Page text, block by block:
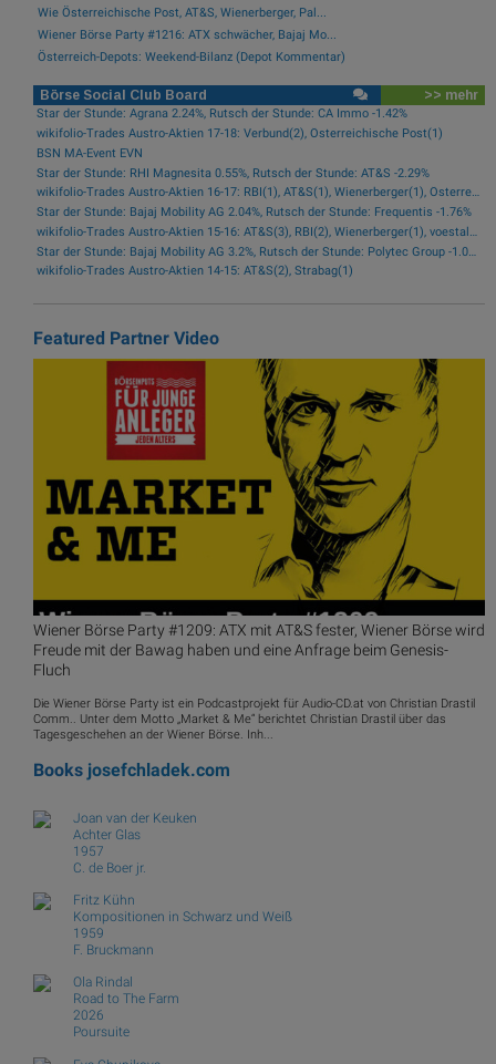
Wie Österreichische Post, AT&S, Wienerberger, Pal...
Wiener Börse Party #1216: ATX schwächer, Bajaj Mo...
Österreich-Depots: Weekend-Bilanz (Depot Kommentar)
Börse Social Club Board >> mehr
Star der Stunde: Agrana 2.24%, Rutsch der Stunde: CA Immo -1.42%
wikifolio-Trades Austro-Aktien 17-18: Verbund(2), Österreichische Post(1)
BSN MA-Event EVN
Star der Stunde: RHI Magnesita 0.55%, Rutsch der Stunde: AT&S -2.29%
wikifolio-Trades Austro-Aktien 16-17: RBI(1), AT&S(1), Wienerberger(1), Österreichische Post(1)
Star der Stunde: Bajaj Mobility AG 2.04%, Rutsch der Stunde: Frequentis -1.76%
wikifolio-Trades Austro-Aktien 15-16: AT&S(3), RBI(2), Wienerberger(1), voestalpine(1), Kontron(1), Bawag(1)
Star der Stunde: Bajaj Mobility AG 3.2%, Rutsch der Stunde: Polytec Group -1.01%
wikifolio-Trades Austro-Aktien 14-15: AT&S(2), Strabag(1)
Featured Partner Video
Wiener Börse Party #1209: ATX mit AT&S fester, Wiener Börse wird
Freude mit der Bawag haben und eine Anfrage beim Genesis-
Fluch
Die Wiener Börse Party ist ein Podcastprojekt für Audio-CD.at von Christian Drastil
Comm.. Unter dem Motto „Market & Me“ berichtet Christian Drastil über das
Tagesgeschehen an der Wiener Börse. Inh...
Books josefchladek.com
Joan van der Keuken
Achter Glas
1957
C. de Boer jr.
Fritz Kühn
Kompositionen in Schwarz und Weiß
1959
F. Bruckmann
Ola Rindal
Road to The Farm
2026
Poursuite